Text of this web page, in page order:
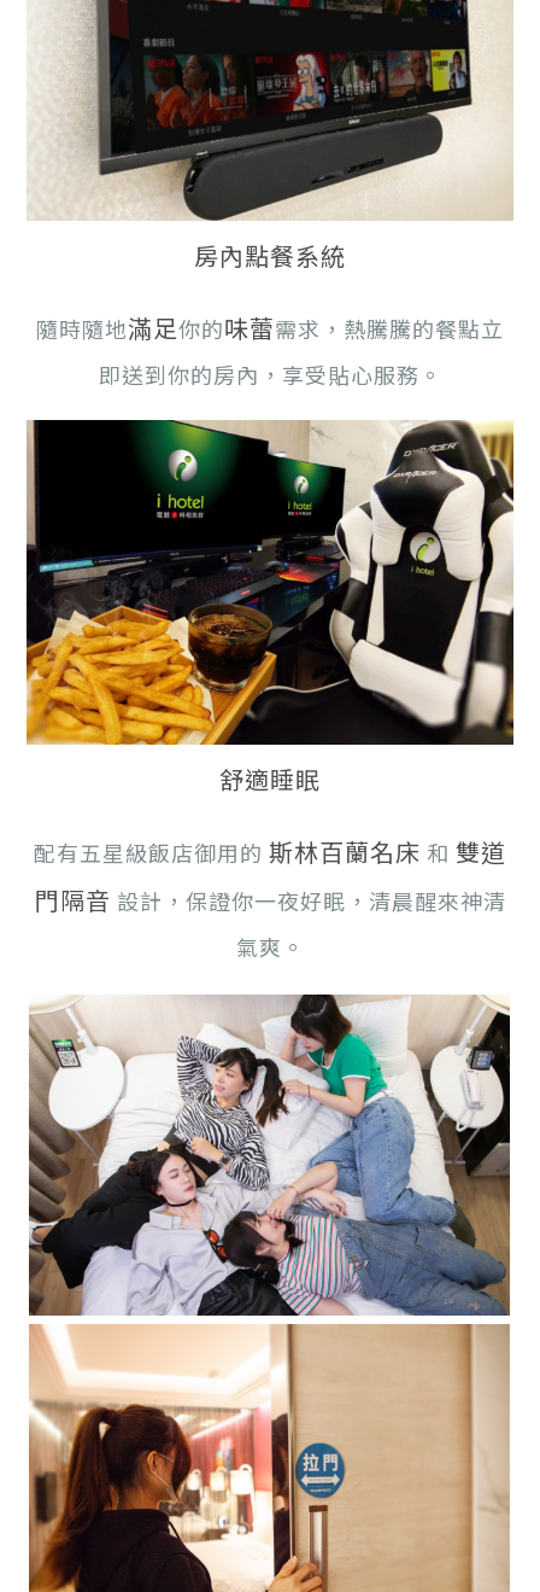
房內點餐系統
隨時隨地滿足你的味蕾需求，熱騰騰的餐點立
即送到你的房內，享受貼心服務。
舒適睡眠
配有五星級飯店御用的 斯林百蘭名床 和 雙道
門隔音 設計，保證你一夜好眠，清晨醒來神清
氣爽。